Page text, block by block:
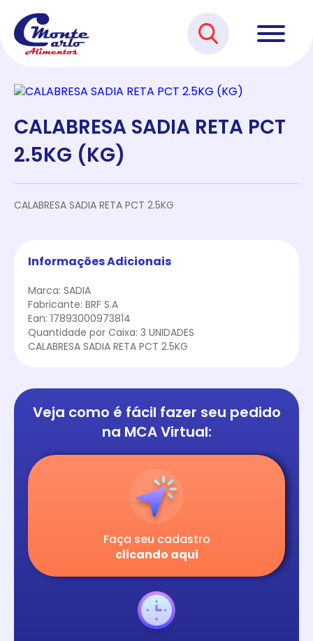
CALABRESA SADIA RETA PCT
2.5KG (KG)
CALABRESA SADIA RETA PCT 2.5KG
Informações Adicionais
Marca: SADIA
Fabricante: BRF S.A
Ean: 17893000973814
Quantidade por Caixa: 3 UNIDADES
CALABRESA SADIA RETA PCT 2.5KG
Veja como é fácil fazer seu pedido
na MCA Virtual:
Faça seu cadastro
clicando aqui